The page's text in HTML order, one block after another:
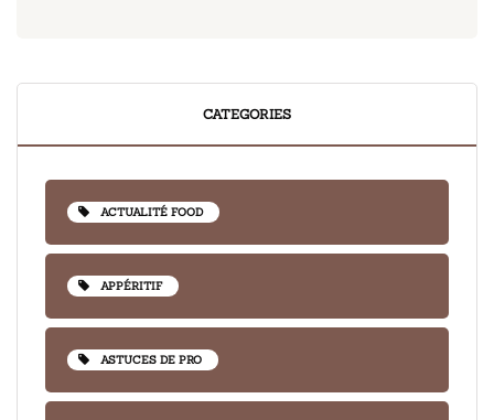
CATEGORIES
ACTUALITÉ FOOD
APPÉRITIF
ASTUCES DE PRO